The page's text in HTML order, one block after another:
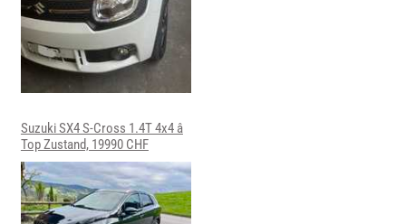
Suzuki SX4 S-Cross 1.4T 4x4 â
Top Zustand, 19990 CHF